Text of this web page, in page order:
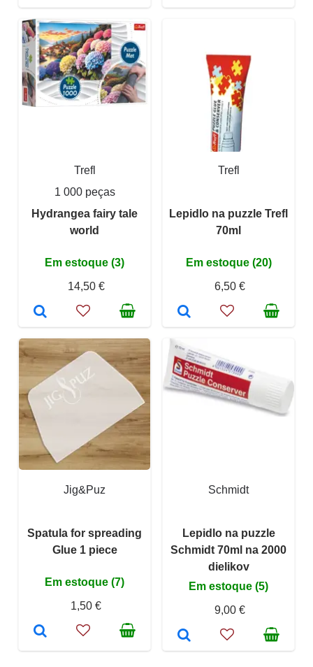
Trefl
1 000 peças
Hydrangea fairy tale
world
Em estoque (3)
14,50 €
Trefl
Lepidlo na puzzle Trefl
70ml
Em estoque (20)
6,50 €
Jig&Puz
Spatula for spreading
Glue 1 piece
Em estoque (7)
1,50 €
Schmidt
Lepidlo na puzzle
Schmidt 70ml na 2000
dielikov
Em estoque (5)
9,00 €